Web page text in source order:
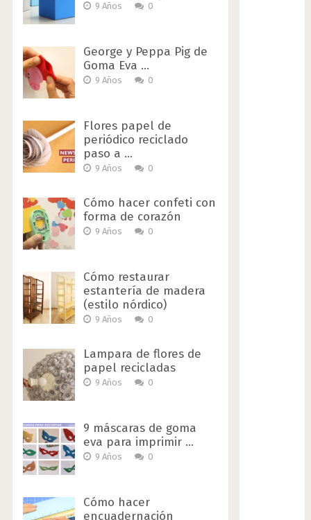
9 Años 0
George y Peppa Pig de
Goma Eva …
9 Años 0
Flores papel de
periódico reciclado
paso a …
9 Años 0
Cómo hacer confeti con
forma de corazón
9 Años 0
Cómo restaurar
estantería de madera
(estilo nórdico)
9 Años 0
Lampara de flores de
papel recicladas
9 Años 0
9 máscaras de goma
eva para imprimir …
9 Años 0
Cómo hacer
encuadernación